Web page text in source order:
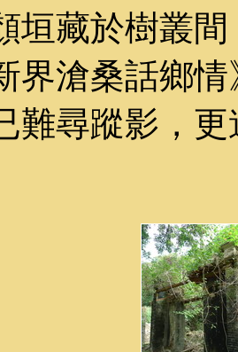
垣藏於樹叢
界滄桑話鄉
難尋蹤影，